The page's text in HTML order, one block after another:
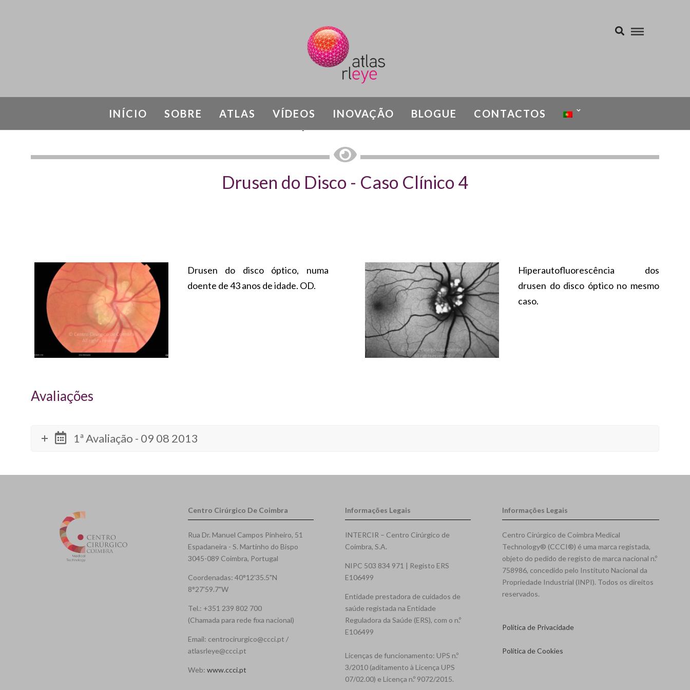
INÍCIO SOBRE ATLAS VÍDEOS INOVAÇÃO BLOGUE CONTACTOS
Drusen do Disco - Caso Clínico 4
Drusen do disco óptico, numa
doente de 43 anos de idade. OD.
Hiperautofluorescência dos
drusen do disco óptico no mesmo
caso.
Avaliações
1ª Avaliação - 09 08 2013
Centro Cirúrgico De Coimbra
Rua Dr. Manuel Campos Pinheiro, 51
Espadaneira - S. Martinho do Bispo
3045-089 Coimbra, Portugal
Coordenadas: 40°12'35.5"N
8°27'59.7"W
Tel.: +351 239 802 700
(Chamada para rede fixa nacional)
Email: centrocirurgico@ccci.pt /
atlasrleye@ccci.pt
Web: www.ccci.pt
Informações Legais
INTERCIR – Centro Cirúrgico de
Coimbra, S.A.
NIPC 503 834 971 | Registo ERS
E106499
Entidade prestadora de cuidados de
saúde registada na Entidade
Reguladora da Saúde (ERS), com o n.º
E106499
Licenças de funcionamento: UPS n.º
3/2010 (aditamento à Licença UPS
07/02.00) e Licença n.º 9072/2015.
Informações Legais
Centro Cirúrgico de Coimbra Medical
Technology® (CCCI®) é uma marca registada,
objeto do pedido de registo de marca nacional n.º
758986, concedido pelo Instituto Nacional da
Propriedade Industrial (INPI). Todos os direitos
reservados.
Política de Privacidade
Política de Cookies